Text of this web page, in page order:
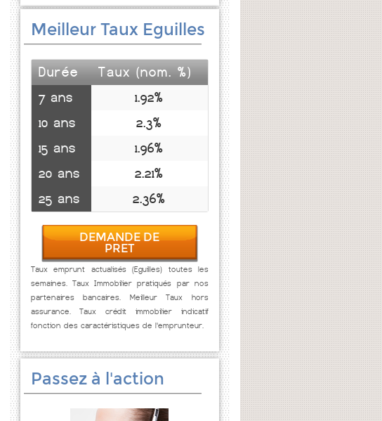
Meilleur Taux Eguilles
Durée
Taux (nom. %)
7 ans
1.92%
10 ans
2.3%
15 ans
1.96%
20 ans
2.21%
25 ans
2.36%
DEMANDE DE
PRET
Taux emprunt actualisés (Eguilles) toutes les
semaines. Taux Immobilier pratiqués par nos
partenaires bancaires. Meilleur Taux hors
assurance. Taux crédit immobilier indicatif
fonction des caractéristiques de l'emprunteur.
Passez à l'action